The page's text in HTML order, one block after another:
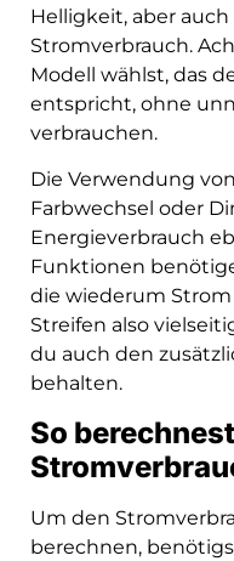
Helligkeit, aber
Stromverbrauch.
Modell wählst, das
entspricht, ohne
verbrauchen.
Die Verwendung
Farbwechsel oder
Energieverbrauch
Funktionen
die wiederum
Streifen also
du auch den
behalten.
So
Um den
berechnen,